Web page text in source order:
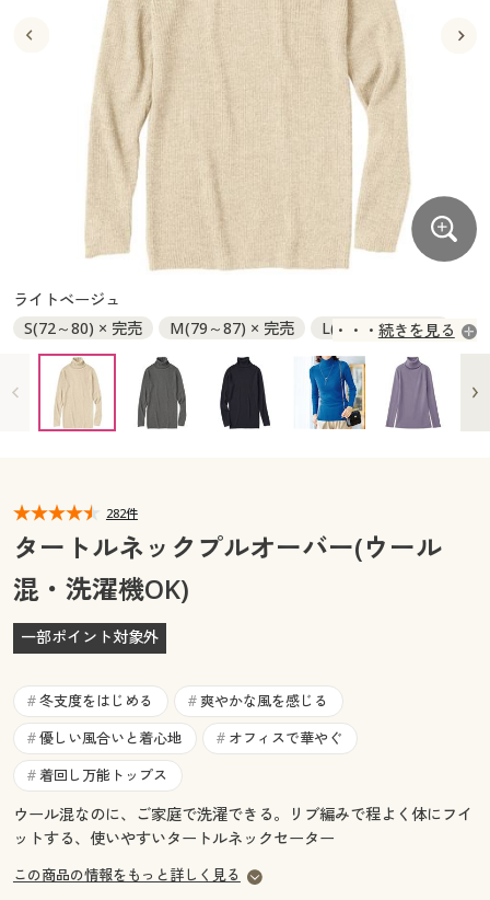
寝具・ベッド
カーテン・ラグ・ファブリック
美容・健康・サプリメント
制服・スクールすべて
制服・学生服
ジュニア・ティーンズ下着
大きいサイズ
大きいサイズ通販すべて
大きいサイズ レディース服
大きいサイズ レディース下着
大きいサイズ メンズ
大きいサイズ 事務・制服
バーゲンセール
シークレットセール
詳細検索
商品カテゴリ一覧
カタログ
カタログ・チラシからのご注文
デジタルカタログ
カタログ無料プレゼント
マイページ
閲覧履歴
お気に入り
サポート
ご利用ガイド
よくある質問とお問い合わせ
ジュニア・ティーンズ下着
大きいサイズ レディース服
大きいサイズ レディース下着
大きいサイズ メンズ
大きいサイズ 事務・制服
バーゲンセール
シークレットセール
商品カテゴリ一覧
カタログ・チラシからのご注文
カタログ無料プレゼント
会員メニュー
閲覧履歴
お気に入り
サポート
よくある質問とお問い合わせ
ライトベージュ
S(72～80) × 完売
M(79～87) × 完売
L(86～94) × 完売
LL(93～101) × 完売
3L(100～108) × 完売
続きを見る
282件
タートルネックプルオーバー(ウール
混・洗濯機OK)
一部ポイント対象外
# 冬支度をはじめる # 爽やかな風を感じる
# 優しい風合いと着心地 # オフィスで華やぐ
# 着回し万能トップス
ウール混なのに、ご家庭で洗濯できる。リブ編みで程よく体にフイ
ットする、使いやすいタートルネックセーター
この商品の情報をもっと詳しく見る